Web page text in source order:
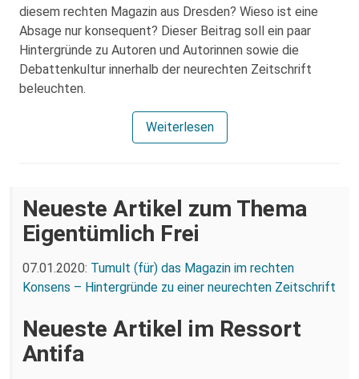
diesem rechten Magazin aus Dresden? Wieso ist eine
Absage nur konsequent? Dieser Beitrag soll ein paar
Hintergründe zu Autoren und Autorinnen sowie die
Debattenkultur innerhalb der neurechten Zeitschrift
beleuchten.
Weiterlesen
Neueste Artikel zum Thema
Eigentümlich Frei
07.01.2020: Tumult (für) das Magazin im rechten
Konsens – Hintergründe zu einer neurechten Zeitschrift
Neueste Artikel im Ressort
Antifa